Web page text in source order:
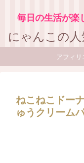
毎日の生活が楽
にゃんこの
アフィリ
ねこねこドー
ゅうクリーム